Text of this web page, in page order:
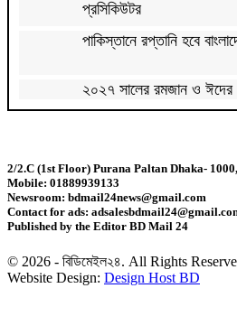
প্রসিকিউটর
পাকিস্তানে রপ্তানি হবে
২০২৭ সালের রমজান ও ঈদের
সাড়ে ৬ বছরে মোটরসাইকেল
জন
প্রকল্পের ধীর বাস্তবায়নই
উপদেষ্টা
জিডিপির ৫ শতাংশ চিকিৎসা
2/2.C (1st Floor) Purana Paltan Dhaka-
Mobile: 01889939133
Newsroom: bdmail24news@gmail.com
Contact for ads:
Published by the Editor BD Mail 24
© 2026 - বিডিমেইল২৪. All Rights
Website Design: Design Host BD